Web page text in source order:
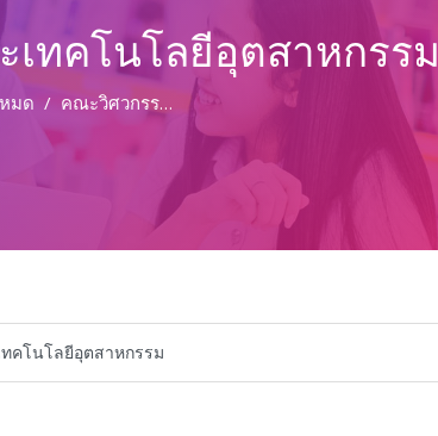
ทคโนโลยีอุตสาหกรรม
มด คณะวิศวกรรมศาสตร์และเทคโนโลยีอุตสาหกรรม